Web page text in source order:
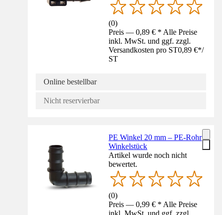
(0)
Preis — 0,89 € * Alle Preise
inkl. MwSt. und ggf. zzgl.
Versandkosten pro ST0,89 €*/
ST
Online bestellbar
Nicht reservierbar
PE Winkel 20 mm – PE-Rohr
Winkelstück
Artikel wurde noch nicht
bewertet.
(0)
Preis — 0,99 € * Alle Preise
inkl. MwSt. und ggf. zzgl.